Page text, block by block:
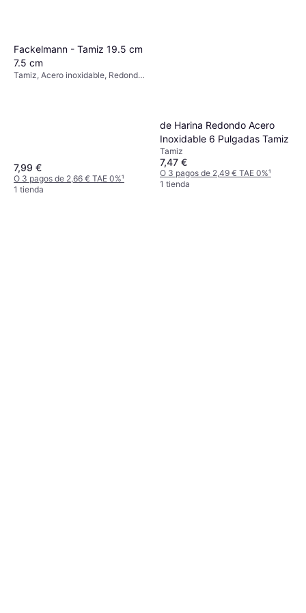
Fackelmann - Tamiz 19.5 cm
7.5 cm
Tamiz, Acero inoxidable, Redondo
7,99 €
O 3 pagos de 2,66 € TAE 0%¹
1 tienda
de Harina Redondo Acero
Inoxidable 6 Pulgadas Tamiz
Tamiz
7,47 €
O 3 pagos de 2,49 € TAE 0%¹
1 tienda